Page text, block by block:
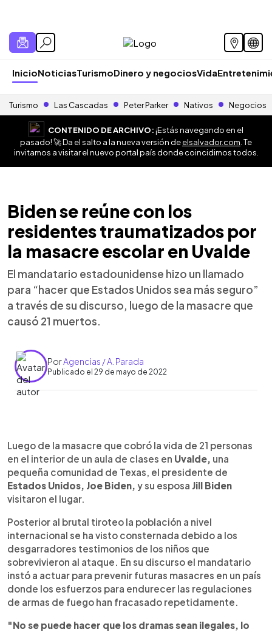
InicioNoticiasTurismoDinero y negociosVida
Turismo Las Cascadas Peter Parker Nativos Negocios
CONTENIDO DE ARCHIVO:¡Estás navegando en el
pasado! 🚀 Da el salto a la nueva versión deelsalvador.com . Te
invitamos a visitar el nuevo portal país donde coincidimos todos.
Biden se reúne con los
residentes traumatizados por
la masacre escolar en Uvalde
El mandatario estadounidense hizo un llamado
para “hacer que Estados Unidos sea más seguro”
a través de su discurso, luego de la masacre que
causó 21 muertos.
PorAgencias / A. Parada
Publicado el 29 de mayo de 2022
► Escuchar artículo
Luego de la masacre que cobró la vida de 21 personas
en el interior de un aula de clases en Uvalde, una
pequeña comunidad de Texas, el presidente de
Estados Unidos, Joe Biden, y su esposa Jill Biden
visitaron el lugar.
Posterior al brutal tiroteo la población a nivel
internacional se ha visto consternada debido a los
desgarradores testimonios de los niños que
sobrevivieron al ataque. En su discurso el mandatario
instó a actuar para prevenir futuras masacres en un país
donde los esfuerzos para endurecer las regulaciones
de armas de fuego han fracasado repetidamente.
"No se puede hacer que los dramas sean ilegales, lo